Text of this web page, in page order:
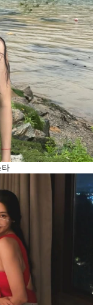
타